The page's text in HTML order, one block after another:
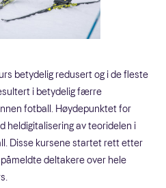
betydelig redusert og i de fleste
i betydelig færre
fotball. Høydepunktet for
av teoridelen i
Disse kursene startet rett etter
deltakere over hele